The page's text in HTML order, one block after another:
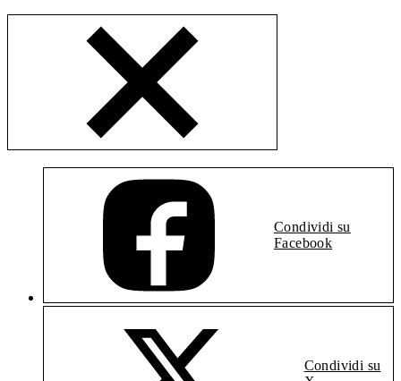
Condividi su
Facebook
Condividi su